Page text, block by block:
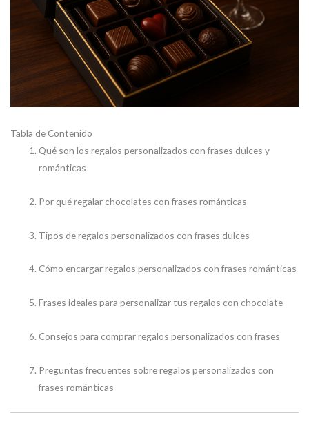
Tabla de Contenido
Qué son los regalos personalizados con frases dulces y
románticas
Por qué regalar chocolates con frases románticas
Tipos de regalos personalizados con frases dulces
Cómo encargar regalos personalizados con frases románticas
Frases ideales para personalizar tus regalos con chocolate
Consejos para comprar regalos personalizados con frases
Preguntas frecuentes sobre regalos personalizados con
frases románticas